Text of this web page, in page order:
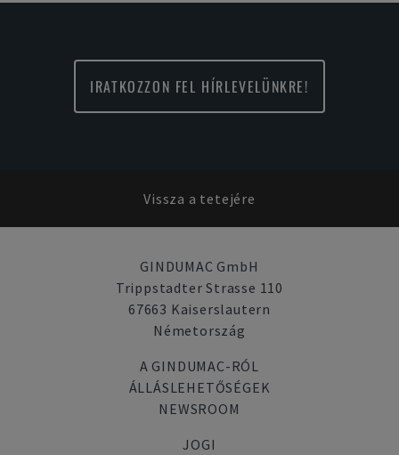
IRATKOZZON FEL HÍRLEVELÜNKRE!
Vissza a tetejére
GINDUMAC GmbH
Trippstadter Strasse 110
67663 Kaiserslautern
Németország
A GINDUMAC-RÓL
ÁLLÁSLEHETŐSÉGEK
NEWSROOM
JOGI